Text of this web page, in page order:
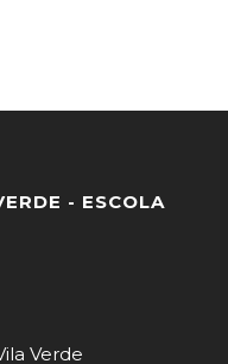
- ESCOLA
Verde